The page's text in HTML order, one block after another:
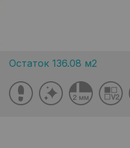
Остаток 136.08 м2